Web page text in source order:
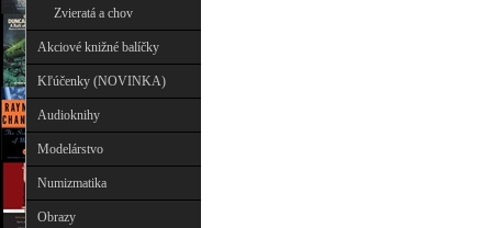
Zvieratá a chov
Akciové knižné balíčky
Kľúčenky (NOVINKA)
Audioknihy
Modelárstvo
Numizmatika
Obrazy